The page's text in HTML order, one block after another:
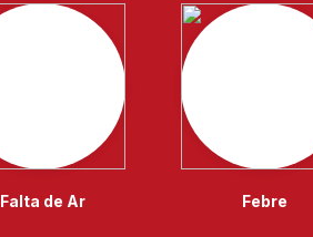
Falta de Ar Febre